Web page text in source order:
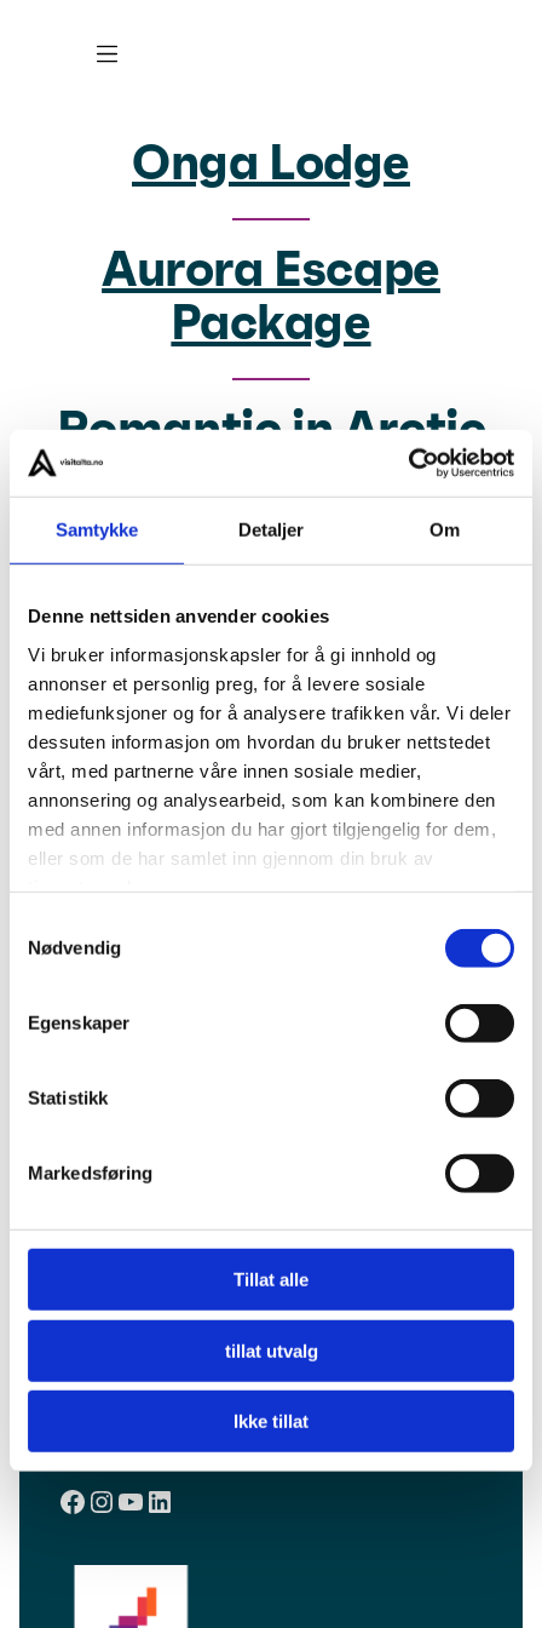
Samtykke Detaljer Om
Denne nettsiden anvender cookies
Vi bruker informasjonskapsler for å gi innhold og
annonser et personlig preg, for å levere sosiale
mediefunksjoner og for å analysere trafikken vår. Vi deler
dessuten informasjon om hvordan du bruker nettstedet
vårt, med partnerne våre innen sosiale medier,
annonsering og analysearbeid, som kan kombinere den
med annen informasjon du har gjort tilgjengelig for dem,
eller som de har samlet inn gjennom din bruk av
Nødvendig
Egenskaper
Statistikk
Markedsføring
Tillat alle
tillat utvalg
Ikke tillat
Onga Lodge
Aurora Escape
Package
Romantic in Arctic
Arctic Summer
About us
Privacy
Visit Alta for Travel Trade
Careers
Visit Alta AS
9510 Alta
Facebook
Instagram
YouTube
LinkedIn